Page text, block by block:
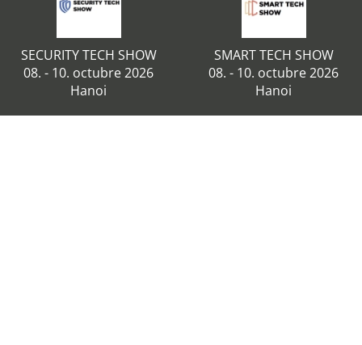
SECURITY TECH SHOW
08. - 10. octubre 2026
Hanoi
SMART TECH SHOW
08. - 10. octubre 2026
Hanoi